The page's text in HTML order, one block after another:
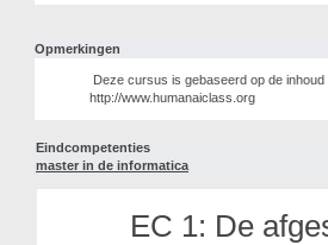
Opmerkingen
Deze cursus is gebaseerd op de
http://www.humanaiclass.org
Eindcompetenties
master in de informatica
EC 1: De